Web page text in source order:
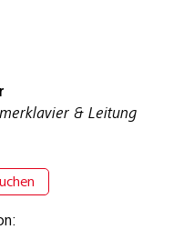
& Leitung